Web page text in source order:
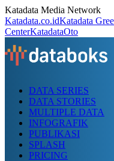
Katadata Media Network
Katadata.co.idKatadata
CenterKatadataOto
DATA SERIES
DATA STORIES
MULTIPLE DATA
INFOGRAFIK
PUBLIKASI
SPLASH
PRICING